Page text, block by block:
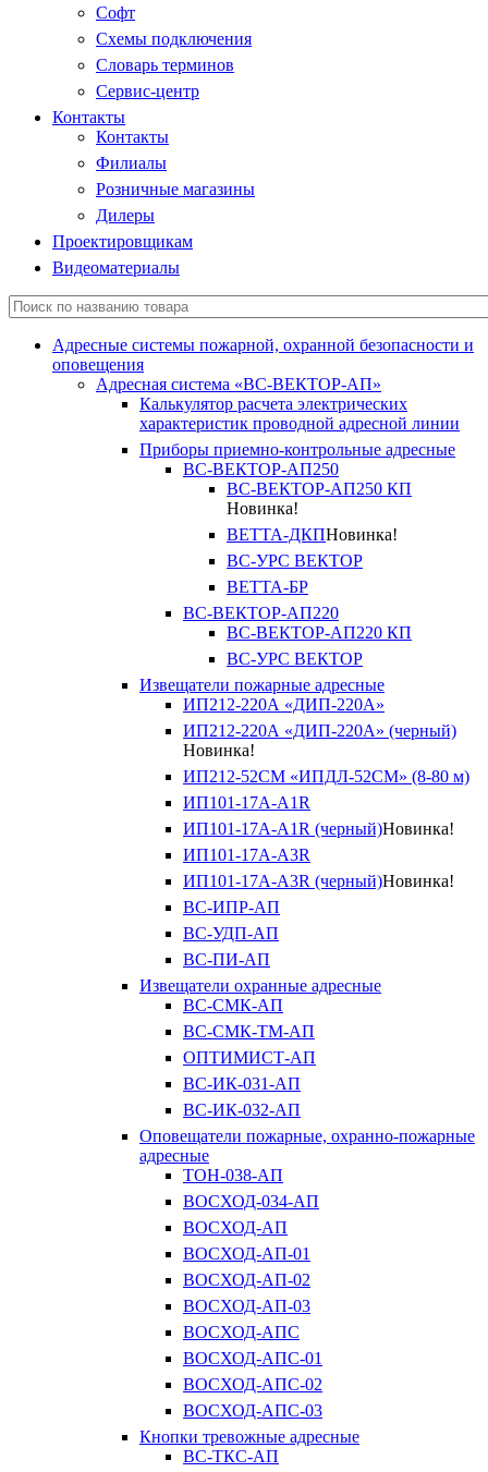
Софт
Схемы подключения
Словарь терминов
Сервис-центр
Контакты
Контакты
Филиалы
Розничные магазины
Дилеры
Проектировщикам
Видеоматериалы
Адресные системы пожарной, охранной безопасности и
оповещения
Адресная система «ВС-ВЕКТОР-АП»
Калькулятор расчета электрических
характеристик проводной адресной линии
Приборы приемно-контрольные адресные
ВС-ВЕКТОР-АП250
ВС-ВЕКТОР-АП250 КП
Новинка!
ВЕТТА-ДКПНовинка!
ВС-УРС ВЕКТОР
ВЕТТА-БР
ВС-ВЕКТОР-АП220
ВС-ВЕКТОР-АП220 КП
ВС-УРС ВЕКТОР
Извещатели пожарные адресные
ИП212-220А «ДИП-220А»
ИП212-220А «ДИП-220А» (черный)
Новинка!
ИП212-52СМ «ИПДЛ-52СМ» (8-80 м)
ИП101-17А-A1R
ИП101-17А-A1R (черный)Новинка!
ИП101-17А-A3R
ИП101-17А-A3R (черный)Новинка!
ВС-ИПР-АП
ВС-УДП-АП
ВС-ПИ-АП
Извещатели охранные адресные
ВС-СМК-АП
ВС-СМК-ТМ-АП
ОПТИМИСТ-АП
ВС-ИК-031-АП
ВС-ИК-032-АП
Оповещатели пожарные, охранно-пожарные
адресные
ТОН-038-АП
ВОСХОД-034-АП
ВОСХОД-АП
ВОСХОД-АП-01
ВОСХОД-АП-02
ВОСХОД-АП-03
ВОСХОД-АПС
ВОСХОД-АПС-01
ВОСХОД-АПС-02
ВОСХОД-АПС-03
Кнопки тревожные адресные
ВС-ТКС-АП